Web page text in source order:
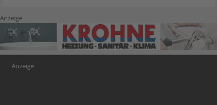
Anzeige
Anzeige